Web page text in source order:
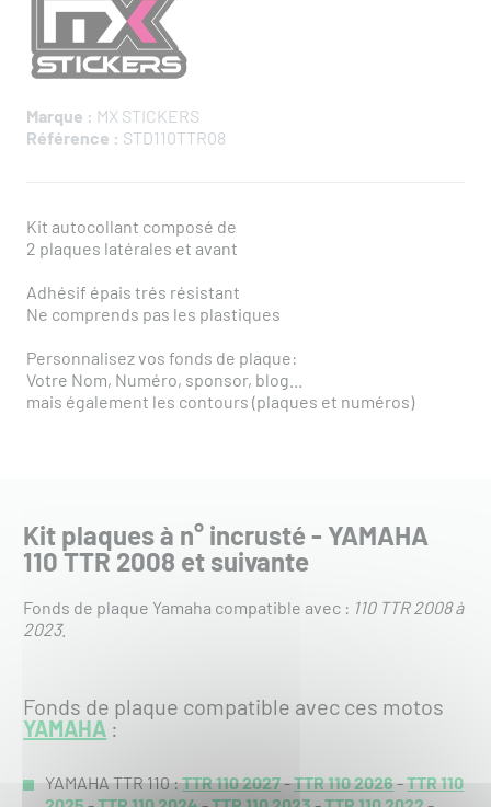
Marque : MX STICKERS
Référence : STD110TTR08
Kit autocollant composé de
2 plaques latérales et avant
Adhésif épais trés résistant
Ne comprends pas les plastiques
Personnalisez vos fonds de plaque:
Votre Nom, Numéro, sponsor, blog...
mais également les contours (plaques et numéros)
Kit plaques à n° incrusté - YAMAHA
110 TTR 2008 et suivante
Fonds de plaque Yamaha compatible avec : 110 TTR 2008 à
2023.
Fonds de plaque compatible avec ces motos
YAMAHA :
YAMAHA TTR 110 :TTR 110 2027-TTR 110 2026-TTR 110